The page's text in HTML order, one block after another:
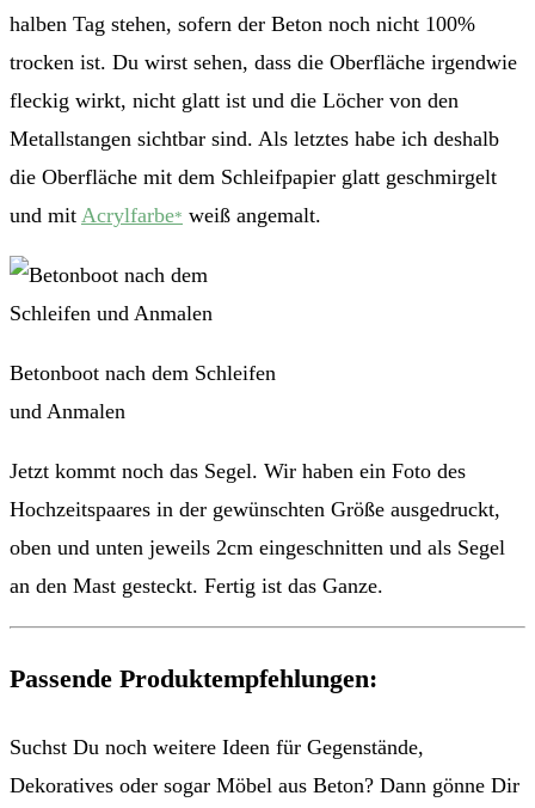
halben Tag stehen, sofern der Beton noch nicht 100%
trocken ist. Du wirst sehen, dass die Oberfläche irgendwie
fleckig wirkt, nicht glatt ist und die Löcher von den
Metallstangen sichtbar sind. Als letztes habe ich deshalb
die Oberfläche mit dem Schleifpapier glatt geschmirgelt
und mit Acrylfarbe* weiß angemalt.
Betonboot nach dem Schleifen
und Anmalen
Jetzt kommt noch das Segel. Wir haben ein Foto des
Hochzeitspaares in der gewünschten Größe ausgedruckt,
oben und unten jeweils 2cm eingeschnitten und als Segel
an den Mast gesteckt. Fertig ist das Ganze.
Passende Produktempfehlungen:
Suchst Du noch weitere Ideen für Gegenstände,
Dekoratives oder sogar Möbel aus Beton? Dann gönne Dir